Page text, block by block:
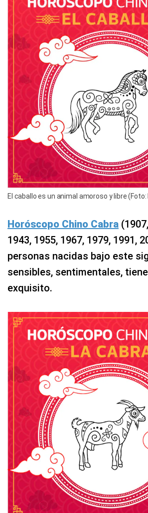
El caballo es un animal amoroso y libre (Foto:
Horóscopo Chino Cabra
1943, 1955, 1967, 1979, 1991,
personas nacidas bajo este
sensibles, sentimentales,
exquisito.